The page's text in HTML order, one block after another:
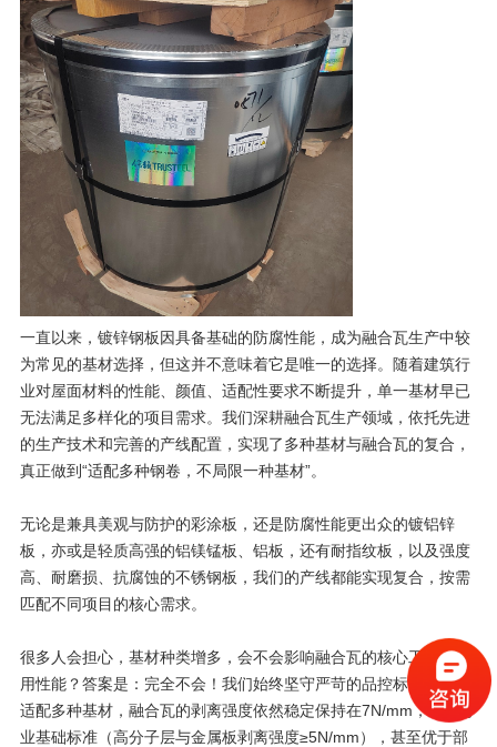
一直以来，镀锌钢板因具备基础的防腐性能，成为融合瓦生产中较
为常见的基材选择，但这并不意味着它是唯一的选择。随着建筑行
业对屋面材料的性能、颜值、适配性要求不断提升，单一基材早已
无法满足多样化的项目需求。我们深耕融合瓦生产领域，依托先进
的生产技术和完善的产线配置，实现了多种基材与融合瓦的复合，
真正做到“适配多种钢卷，不局限一种基材”。
无论是兼具美观与防护的彩涂板，还是防腐性能更出众的镀铝锌
板，亦或是轻质高强的铝镁锰板、铝板，还有耐指纹板，以及强度
高、耐磨损、抗腐蚀的不锈钢板，我们的产线都能实现复合，按需
匹配不同项目的核心需求。
很多人会担心，基材种类增多，会不会影响融合瓦的核心工艺和使
用性能？答案是：完全不会！我们始终坚守严苛的品控标准，即便
适配多种基材，融合瓦的剥离强度依然稳定保持在7N/mm，远超行
业基础标准（高分子层与金属板剥离强度≥5N/mm），甚至优于部